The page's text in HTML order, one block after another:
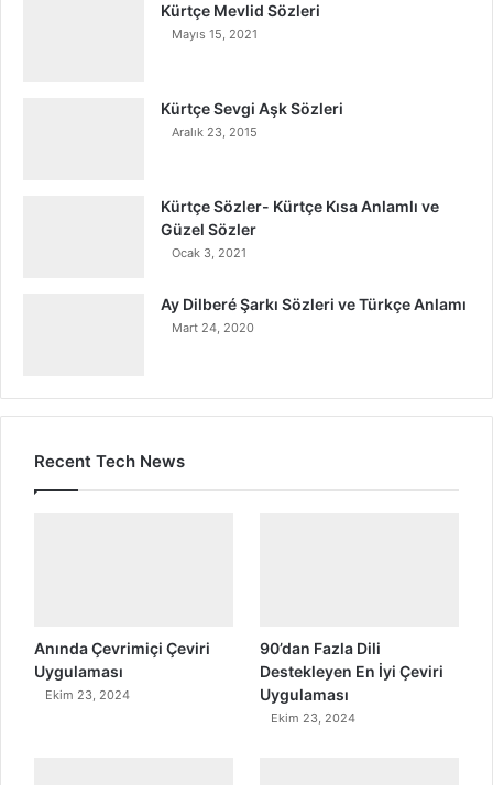
Kürtçe Mevlid Sözleri
Mayıs 15, 2021
Kürtçe Sevgi Aşk Sözleri
Aralık 23, 2015
Kürtçe Sözler- Kürtçe Kısa Anlamlı ve
Güzel Sözler
Ocak 3, 2021
Ay Dilberé Şarkı Sözleri ve Türkçe Anlamı
Mart 24, 2020
Recent Tech News
Anında Çevrimiçi Çeviri
Uygulaması
Ekim 23, 2024
90’dan Fazla Dili
Destekleyen En İyi Çeviri
Uygulaması
Ekim 23, 2024